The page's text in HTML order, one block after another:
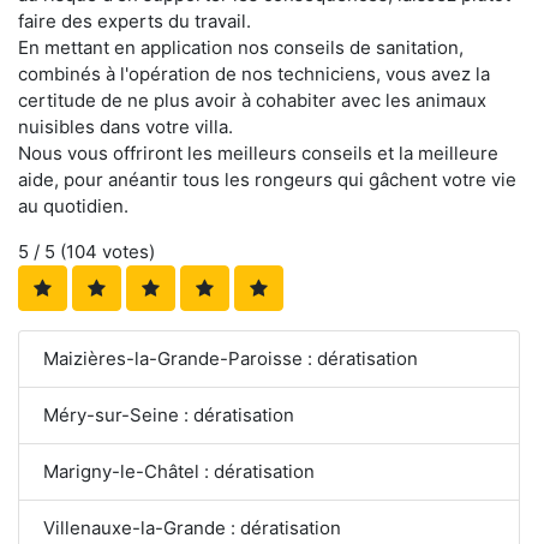
faire des experts du travail.
En mettant en application nos conseils de sanitation,
combinés à l'opération de nos techniciens, vous avez la
certitude de ne plus avoir à cohabiter avec les animaux
nuisibles dans votre villa.
Nous vous offriront les meilleurs conseils et la meilleure
aide, pour anéantir tous les rongeurs qui gâchent votre vie
au quotidien.
5 / 5 (104 votes)
Maizières-la-Grande-Paroisse : dératisation
Méry-sur-Seine : dératisation
Marigny-le-Châtel : dératisation
Villenauxe-la-Grande : dératisation